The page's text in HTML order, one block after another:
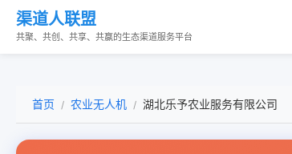
渠道人联盟
共聚、共创、共享、共赢的生态渠道服务平台
首页 / 农业无人机 / 湖北乐予农业服务有限公司